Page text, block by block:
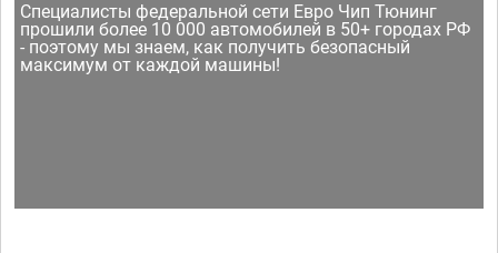
Специалисты федеральной сети Евро Чип Тюнинг
прошили более 10 000 автомобилей в 50+ городах РФ
- поэтому мы знаем, как получить безопасный
максимум от каждой машины!